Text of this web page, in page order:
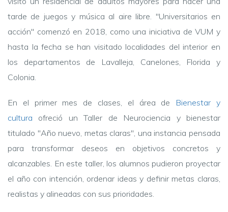
tarde de juegos y música al aire libre. "Universitarios en
acción" comenzó en 2018, como una iniciativa de VUM y
hasta la fecha se han visitado localidades del interior en
los departamentos de Lavalleja, Canelones, Florida y
Colonia.
En el primer mes de clases, el área de Bienestar y
cultura ofreció un Taller de Neurociencia y bienestar
titulado "Año nuevo, metas claras", una instancia pensada
para transformar deseos en objetivos concretos y
alcanzables. En este taller, los alumnos pudieron proyectar
el año con intención, ordenar ideas y definir metas claras,
realistas y alineadas con sus prioridades.